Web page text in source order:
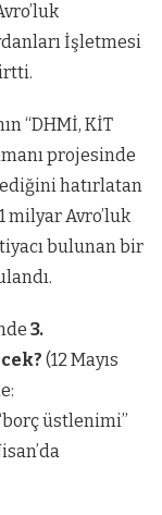
İşletmesi
“DHMİ, KİT
projesinde
hatırlatan
milyar Avro’luk
bulunan bir
3.
(12 Mayıs
üstlenimi”